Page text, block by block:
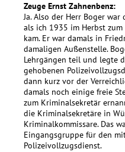
Zeuge Ernst Zahnenbenz:
Ja. Also der Herr Boger war
als ich 1935 im Herbst
kam. Er war damals in
damaligen Außenstelle.
Lehrgängen teil und legte
gehobenen
dann kurz vor der
damals noch einige freie
zum Kriminalsekretär
die Kriminalsekretäre in
Kriminalkommissare. Das
Eingangsgruppe für den
Polizeivollzugsdienst.